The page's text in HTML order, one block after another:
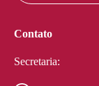
Contato
Secretaria: